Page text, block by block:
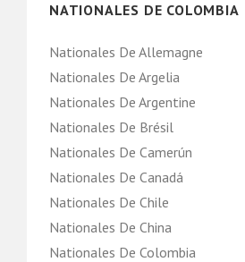
NATIONALES DE COLOMBIA
Nationales De Allemagne
Nationales De Argelia
Nationales De Argentine
Nationales De Brésil
Nationales De Camerún
Nationales De Canadá
Nationales De Chile
Nationales De China
Nationales De Colombia